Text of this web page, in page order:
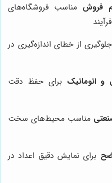
فروش مناسب فروشگاه‌های
از خطای اندازه‌گیری در
و اتوماتیک برای حفظ دقت
مناسب محیط‌های سخت
برای نمایش دقیق اعداد در